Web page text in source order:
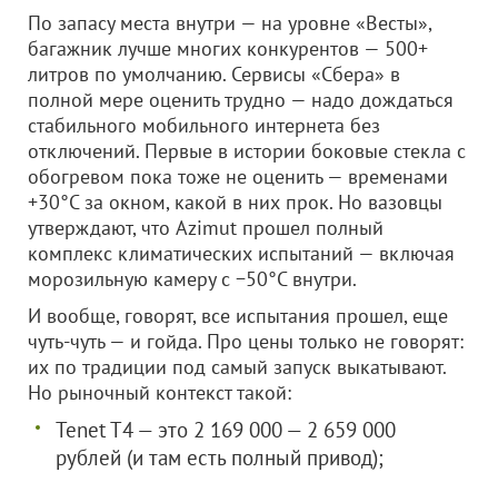
По запасу места внутри — на уровне «Весты»,
багажник лучше многих конкурентов — 500+
литров по умолчанию. Сервисы «Сбера» в
полной мере оценить трудно — надо дождаться
стабильного мобильного интернета без
отключений. Первые в истории боковые стекла с
обогревом пока тоже не оценить — временами
+30°C за окном, какой в них прок. Но вазовцы
утверждают, что Azimut прошел полный
комплекс климатических испытаний — включая
морозильную камеру с −50°C внутри.
И вообще, говорят, все испытания прошел, еще
чуть-чуть — и гойда. Про цены только не говорят:
их по традиции под самый запуск выкатывают.
Но рыночный контекст такой:
Tenet T4 — это 2 169 000 — 2 659 000
рублей (и там есть полный привод);